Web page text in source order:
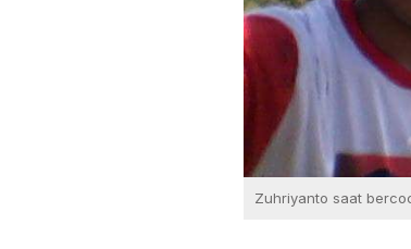
Zuhriyanto saat